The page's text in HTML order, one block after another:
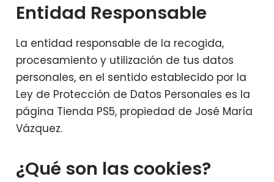
Entidad Responsable
La entidad responsable de la recogida,
procesamiento y utilización de tus datos
personales, en el sentido establecido por la
Ley de Protección de Datos Personales es la
página Tienda PS5, propiedad de José María
Vázquez.
¿Qué son las cookies?